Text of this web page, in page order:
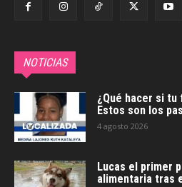
NOTICIAS
¿Qué hacer si
Estos son los
4 agosto 2026
Lucas el primer
alimentaria tras